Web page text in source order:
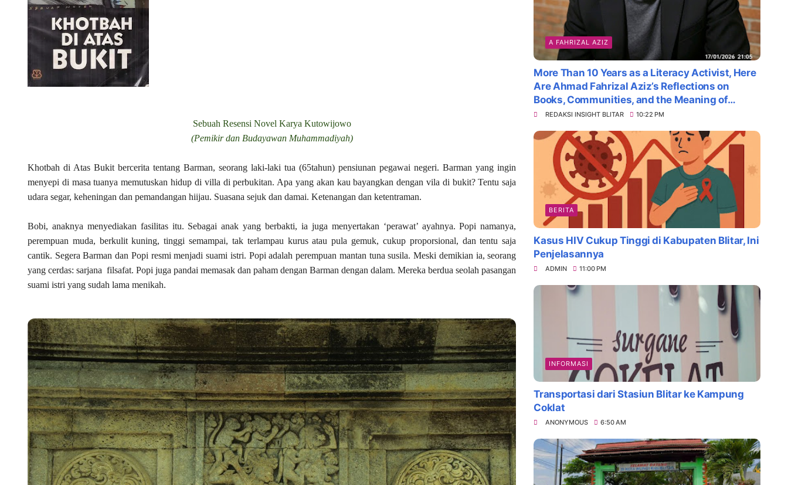
Sebuah Resensi Novel Karya Kutowijowo
(Pemikir dan Budayawan Muhammadiyah)
Khotbah di Atas Bukit bercerita tentang Barman, seorang laki-laki tua (65tahun) pensiunan pegawai negeri. Barman yang ingin
menyepi di masa tuanya memutuskan hidup di villa di perbukitan. Apa yang akan kau bayangkan dengan vila di bukit? Tentu saja
udara segar, keheningan dan pemandangan hiijau. Suasana sejuk dan damai. Ketenangan dan ketentraman.
Bobi, anaknya menyediakan fasilitas itu. Sebagai anak yang berbakti, ia juga menyertakan ‘perawat’ ayahnya. Popi namanya,
perempuan muda, berkulit kuning, tinggi semampai, tak terlampau kurus atau pula gemuk, cukup proporsional, dan tentu saja
cantik. Segera Barman dan Popi resmi menjadi suami istri. Popi adalah perempuan mantan tuna susila. Meski demikian ia, seorang
yang cerdas: sarjana filsafat. Popi juga pandai memasak dan paham dengan Barman dengan dalam. Mereka berdua seolah pasangan
suami istri yang sudah lama menikah.
A FAHRIZAL AZIZ
More Than 10 Years as a Literacy Activist, Here
Are Ahmad Fahrizal Aziz’s Reflections on
Books, Communities, and the Meaning of
Survival
REDAKSI INSIGHT BLITAR 10:22 PM
BERITA
Kasus HIV Cukup Tinggi di Kabupaten Blitar, Ini
Penjelasannya
ADMIN 11:00 PM
INFORMASI
Transportasi dari Stasiun Blitar ke Kampung
Coklat
ANONYMOUS 6:50 AM